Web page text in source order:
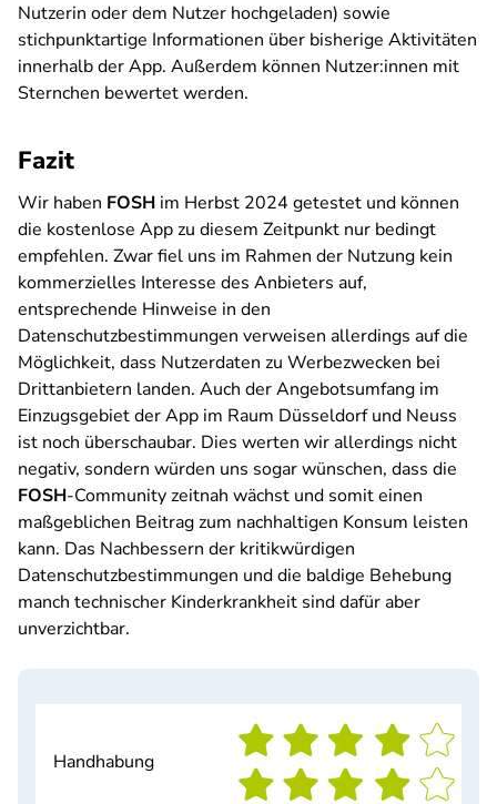
Nutzerin oder dem Nutzer hochgeladen) sowie
stichpunktartige Informationen über bisherige Aktivitäten
innerhalb der App. Außerdem können Nutzer:innen mit
Sternchen bewertet werden.
Fazit
Wir haben FOSH im Herbst 2024 getestet und können
die kostenlose App zu diesem Zeitpunkt nur bedingt
empfehlen. Zwar fiel uns im Rahmen der Nutzung kein
kommerzielles Interesse des Anbieters auf,
entsprechende Hinweise in den
Datenschutzbestimmungen verweisen allerdings auf die
Möglichkeit, dass Nutzerdaten zu Werbezwecken bei
Drittanbietern landen. Auch der Angebotsumfang im
Einzugsgebiet der App im Raum Düsseldorf und Neuss
ist noch überschaubar. Dies werten wir allerdings nicht
negativ, sondern würden uns sogar wünschen, dass die
FOSH-Community zeitnah wächst und somit einen
maßgeblichen Beitrag zum nachhaltigen Konsum leisten
kann. Das Nachbessern der kritikwürdigen
Datenschutzbestimmungen und die baldige Behebung
manch technischer Kinderkrankheit sind dafür aber
unverzichtbar.
Handhabung